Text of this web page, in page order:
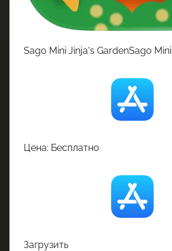
Sago Mini Jinja's GardenSago Mini
Цена: Бесплатно
Загрузить